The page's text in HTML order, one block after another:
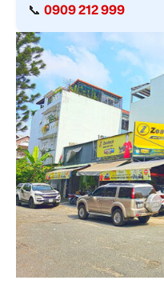
📞 0909 212 999